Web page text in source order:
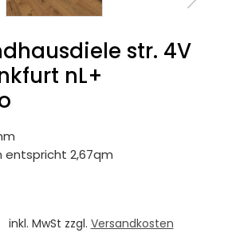
str. 4V
nL+
entspricht 2,67qm
inkl. MwSt zzgl. Versandkosten